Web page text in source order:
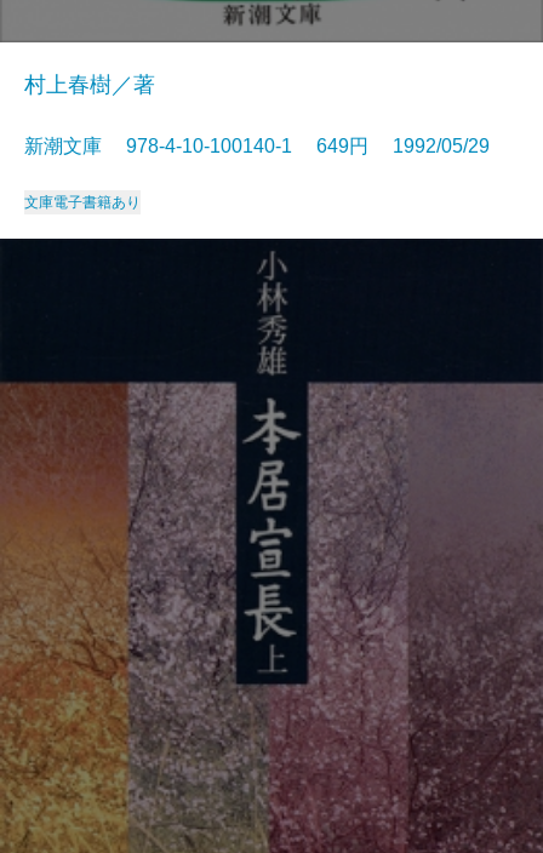
村上春樹／著
新潮文庫 978-4-10-100140-1 649円 1992/05/29
文庫電子書籍あり